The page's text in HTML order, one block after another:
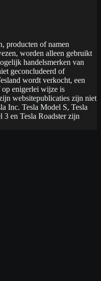
producten of namen
worden alleen gebruikt
handelsmerken van
geconcludeerd of
wordt verkocht, een
op enigerlei wijze is
websitepublicaties zijn niet
Inc. Tesla Model S, Tesla
en Tesla Roadster zijn